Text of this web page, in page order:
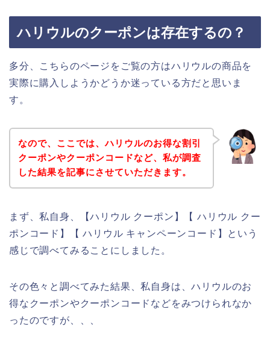
ハリウルのクーポンは存在するの？
多分、こちらのページをご覧の方はハリウルの商品を
実際に購入しようかどうか迷っている方だと思いま
す。
なので、ここでは、ハリウルのお得な割引
クーポンやクーポンコードなど、私が調査
した結果を記事にさせていただきます。
まず、私自身、【ハリウル クーポン】【 ハリウル クー
ポンコード】【 ハリウル キャンペーンコード】という
感じで調べてみることにしました。
その色々と調べてみた結果、私自身は、ハリウルのお
得なクーポンやクーポンコードなどをみつけられなか
ったのですが、、、